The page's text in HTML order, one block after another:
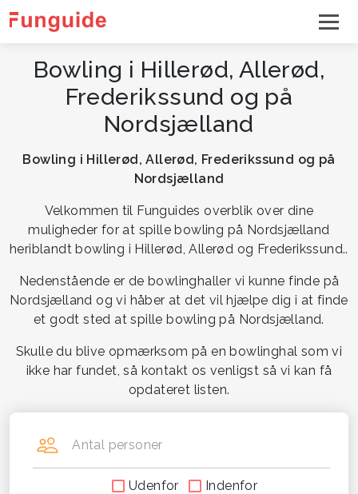
Bowling i Hillerød, Allerød,
Frederikssund og på
Nordsjælland
Bowling i Hillerød, Allerød, Frederikssund og på
Nordsjælland
Velkommen til Funguides overblik over dine
muligheder for at spille bowling på Nordsjælland
heriblandt bowling i Hillerød, Allerød og Frederikssund..
Nedenstående er de bowlinghaller vi kunne finde på
Nordsjælland og vi håber at det vil hjælpe dig i at finde
et godt sted at spille bowling på Nordsjælland.
Skulle du blive opmærksom på en bowlinghal som vi
ikke har fundet, så kontakt os venligst så vi kan få
opdateret listen.
Antal personer
Udenfor Indenfor